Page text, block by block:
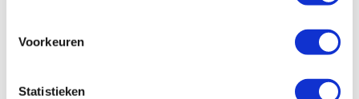
Voorkeuren
Statistieken